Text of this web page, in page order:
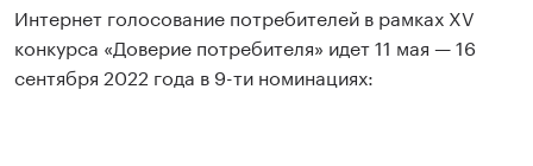
Интернет голосование потребителей в рамках XV
конкурса «Доверие потребителя» идет 11 мая — 16
сентября 2022 года в 9-ти номинациях: